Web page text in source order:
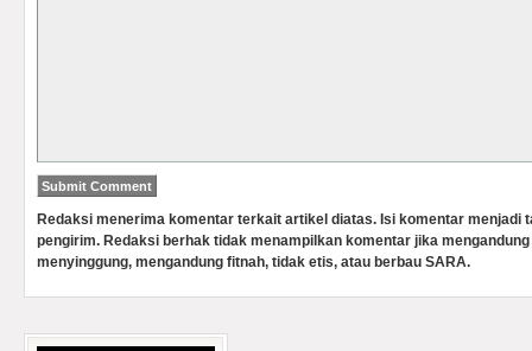
Redaksi menerima komentar terkait artikel diatas. Isi komentar menjadi
pengirim. Redaksi berhak tidak menampilkan komentar jika
menyinggung, mengandung fitnah, tidak etis, atau berbau SARA.